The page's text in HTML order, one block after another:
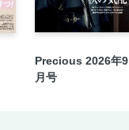
Precious 2026年9
月号